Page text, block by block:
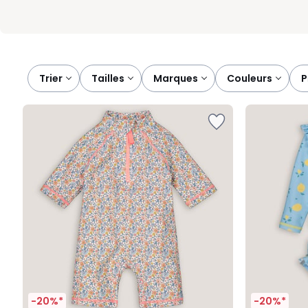
Trier
tailles marques couleurs
-20%* -20%*